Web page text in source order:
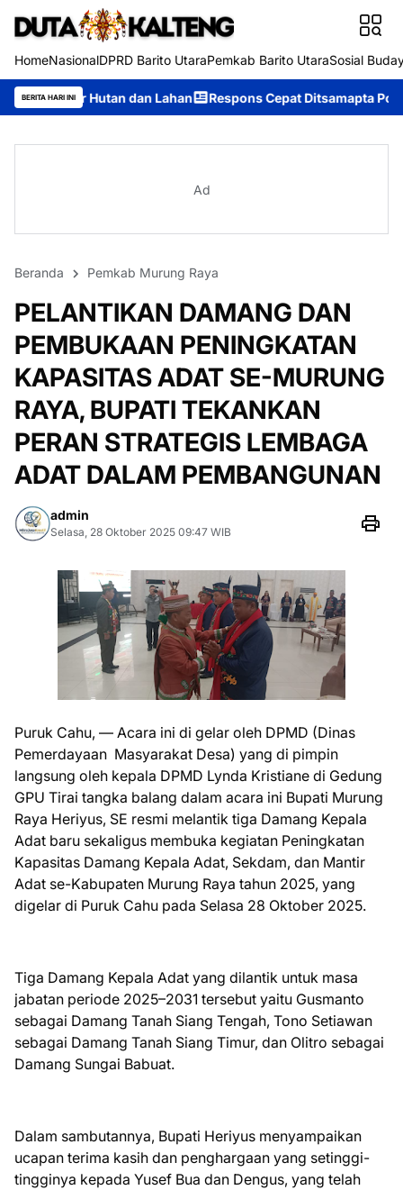
HomeNasionalDPRD Barito UtaraPemkab Barito UtaraSosial
BERITA HARI INI
Lahan Respons Cepat Ditsamapta Polda Kalteng Tangani
Ad
Beranda Pemkab Murung Raya
PELANTIKAN DAMANG DAN
PEMBUKAAN PENINGKATAN
KAPASITAS ADAT SE-MURUNG
RAYA, BUPATI TEKANKAN
PERAN STRATEGIS LEMBAGA
ADAT DALAM PEMBANGUNAN
admin
Selasa, 28 Oktober 2025 09:47 WIB
Puruk Cahu, — Acara ini di gelar oleh DPMD (Dinas
Pemerdayaan Masyarakat Desa) yang di pimpin
langsung oleh kepala DPMD Lynda Kristiane di Gedung
GPU Tirai tangka balang dalam acara ini Bupati Murung
Raya Heriyus, SE resmi melantik tiga Damang Kepala
Adat baru sekaligus membuka kegiatan Peningkatan
Kapasitas Damang Kepala Adat, Sekdam, dan Mantir
Adat se-Kabupaten Murung Raya tahun 2025, yang
digelar di Puruk Cahu pada Selasa 28 Oktober 2025.
Tiga Damang Kepala Adat yang dilantik untuk masa
jabatan periode 2025–2031 tersebut yaitu Gusmanto
sebagai Damang Tanah Siang Tengah, Tono Setiawan
sebagai Damang Tanah Siang Timur, dan Olitro sebagai
Damang Sungai Babuat.
Dalam sambutannya, Bupati Heriyus menyampaikan
ucapan terima kasih dan penghargaan yang setinggi-
tingginya kepada Yusef Bua dan Dengus, yang telah